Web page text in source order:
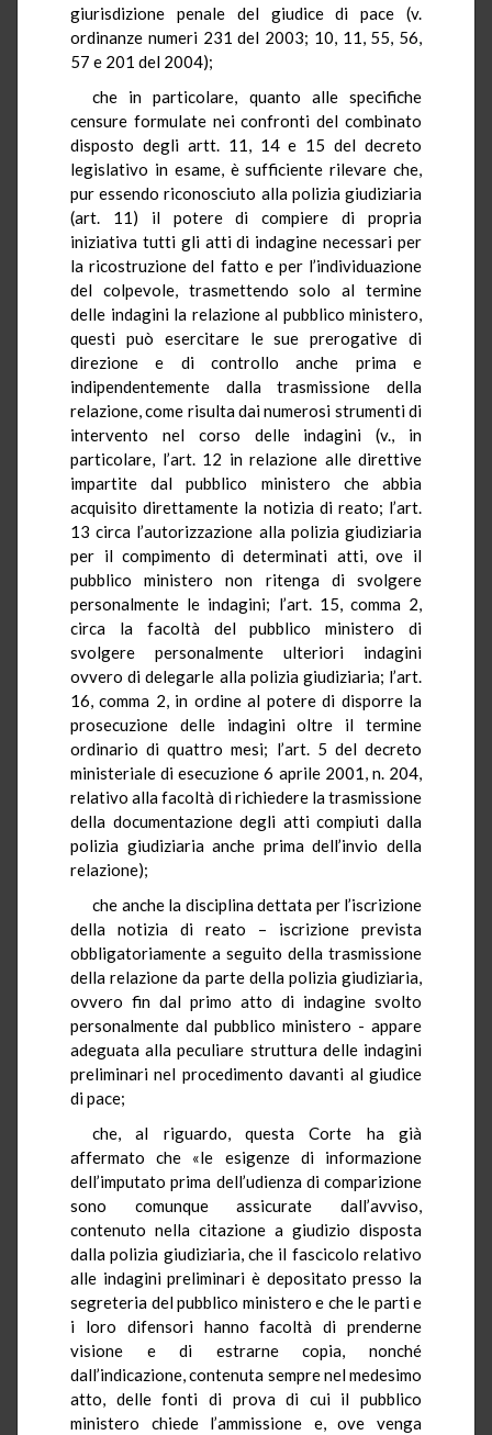
giurisdizione penale del giudice di pace (v.
ordinanze numeri 231 del 2003; 10, 11, 55, 56,
57 e 201 del 2004);
che in particolare, quanto alle specifiche
censure formulate nei confronti del combinato
disposto degli artt. 11, 14 e 15 del decreto
legislativo in esame, è sufficiente rilevare che,
pur essendo riconosciuto alla polizia giudiziaria
(art. 11) il potere di compiere di propria
iniziativa tutti gli atti di indagine necessari per
la ricostruzione del fatto e per l’individuazione
del colpevole, trasmettendo solo al termine
delle indagini la relazione al pubblico ministero,
questi può esercitare le sue prerogative di
direzione e di controllo anche prima e
indipendentemente dalla trasmissione della
relazione, come risulta dai numerosi strumenti di
intervento nel corso delle indagini (v., in
particolare, l’art. 12 in relazione alle direttive
impartite dal pubblico ministero che abbia
acquisito direttamente la notizia di reato; l’art.
13 circa l’autorizzazione alla polizia giudiziaria
per il compimento di determinati atti, ove il
pubblico ministero non ritenga di svolgere
personalmente le indagini; l’art. 15, comma 2,
circa la facoltà del pubblico ministero di
svolgere personalmente ulteriori indagini
ovvero di delegarle alla polizia giudiziaria; l’art.
16, comma 2, in ordine al potere di disporre la
prosecuzione delle indagini oltre il termine
ordinario di quattro mesi; l’art. 5 del decreto
ministeriale di esecuzione 6 aprile 2001, n. 204,
relativo alla facoltà di richiedere la trasmissione
della documentazione degli atti compiuti dalla
polizia giudiziaria anche prima dell’invio della
relazione);
che anche la disciplina dettata per l’iscrizione
della notizia di reato – iscrizione prevista
obbligatoriamente a seguito della trasmissione
della relazione da parte della polizia giudiziaria,
ovvero fin dal primo atto di indagine svolto
personalmente dal pubblico ministero - appare
adeguata alla peculiare struttura delle indagini
preliminari nel procedimento davanti al giudice
di pace;
che, al riguardo, questa Corte ha già
affermato che «le esigenze di informazione
dell’imputato prima dell’udienza di comparizione
sono comunque assicurate dall’avviso,
contenuto nella citazione a giudizio disposta
dalla polizia giudiziaria, che il fascicolo relativo
alle indagini preliminari è depositato presso la
segreteria del pubblico ministero e che le parti e
i loro difensori hanno facoltà di prenderne
visione e di estrarne copia, nonché
dall’indicazione, contenuta sempre nel medesimo
atto, delle fonti di prova di cui il pubblico
ministero chiede l’ammissione e, ove venga